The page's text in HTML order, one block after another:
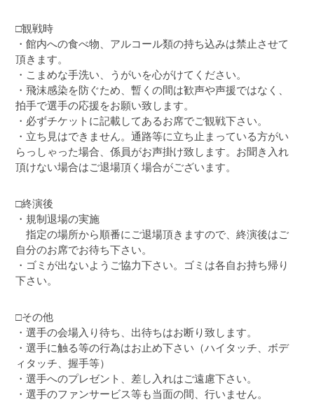
□観戦時
・館内への食べ物、アルコール類の持ち込みは禁止させて
頂きます。
・こまめな手洗い、うがいを心がけてください。
・飛沫感染を防ぐため、暫くの間は歓声や声援ではなく、
拍手で選手の応援をお願い致します。
・必ずチケットに記載してあるお席でご観戦下さい。
・立ち見はできません。通路等に立ち止まっている方がい
らっしゃった場合、係員がお声掛け致します。お聞き入れ
頂けない場合はご退場頂く場合がございます。
□終演後
・規制退場の実施
指定の場所から順番にご退場頂きますので、終演後はご
自分のお席でお待ち下さい。
・ゴミが出ないようご協力下さい。ゴミは各自お持ち帰り
下さい。
□その他
・選手の会場入り待ち、出待ちはお断り致します。
・選手に触る等の行為はお止め下さい（ハイタッチ、ボデ
ィタッチ、握手等）
・選手へのプレゼント、差し入れはご遠慮下さい。
・選手のファンサービス等も当面の間、行いません。